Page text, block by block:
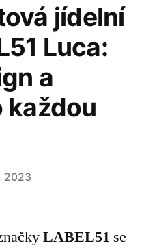
jídelní
Luca:
a
každou
2023
LABEL51 se